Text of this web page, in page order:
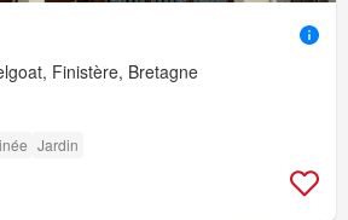
Finistère, Bretagne
Jardin